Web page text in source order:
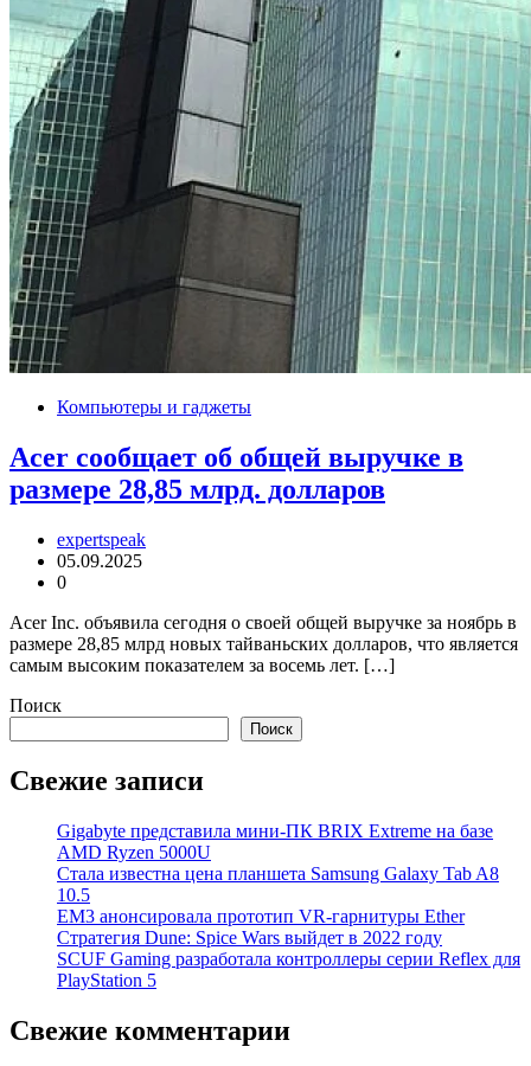
Компьютеры и гаджеты
Acer сообщает об общей выручке в
размере 28,85 млрд. долларов
expertspeak
05.09.2025
0
Acer Inc. объявила сегодня о своей общей выручке за ноябрь в
размере 28,85 млрд новых тайваньских долларов, что является
самым высоким показателем за восемь лет. […]
Поиск
Поиск
Свежие записи
Gigabyte представила мини-ПК BRIX Extreme на базе
AMD Ryzen 5000U
Стала известна цена планшета Samsung Galaxy Tab A8
10.5
EM3 анонсировала прототип VR-гарнитуры Ether
Стратегия Dune: Spice Wars выйдет в 2022 году
SCUF Gaming разработала контроллеры серии Reflex для
PlayStation 5
Свежие комментарии